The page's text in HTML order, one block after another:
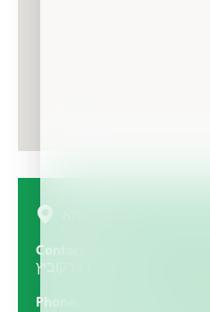
Contact Person
עידן ברקוביץ
Phone